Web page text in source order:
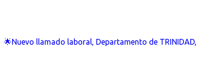
🌟Nuevo llamado laboral, Departamento de TRINIDAD,